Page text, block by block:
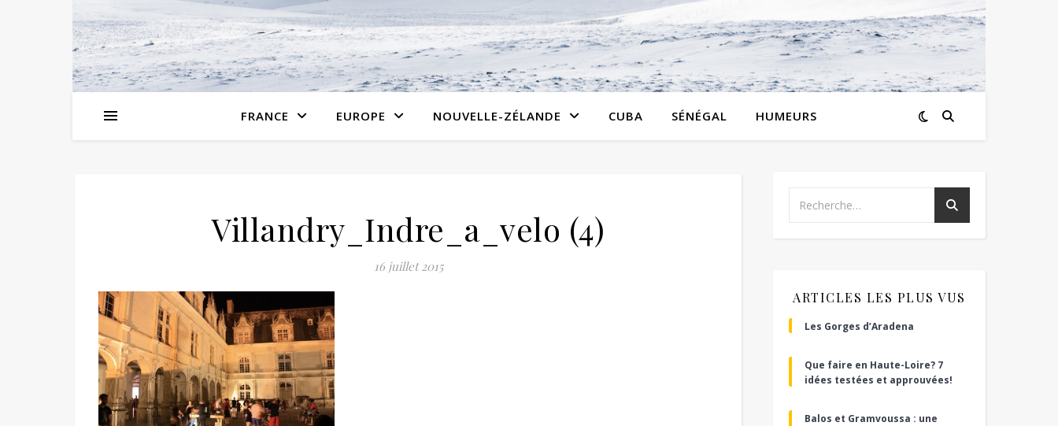
FRANCE EUROPE NOUVELLE-ZÉLANDE CUBA SÉNÉGAL HUMEURS
Villandry_Indre_a_velo (4)
16 juillet 2015
ARTICLES LES PLUS VUS
Les Gorges d’Aradena
Que faire en Haute-Loire? 7
idées testées et approuvées!
Balos et Gramvoussa : une